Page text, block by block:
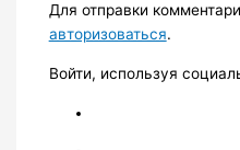
Для отправки
авторизоваться.
Войти, используя